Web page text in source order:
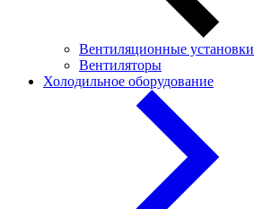
Вентиляционные установки
Вентиляторы
Холодильное оборудование